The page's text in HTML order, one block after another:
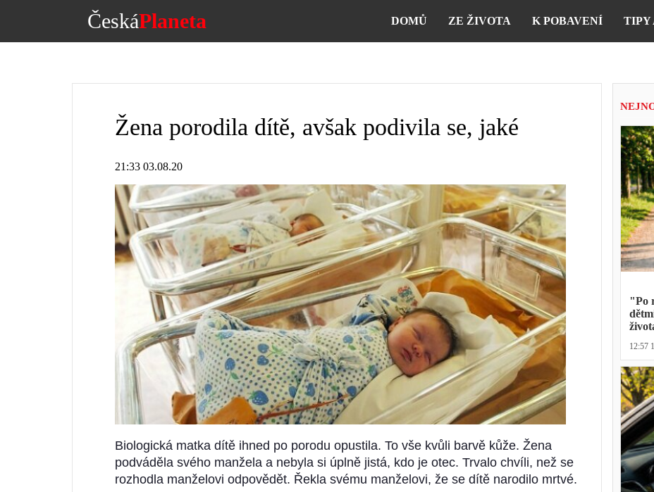
ČeskáPlaneta DOMŮ ZE ŽIVOTA K POBAVENÍ TIPY
Žena porodila dítě, avšak podivila se, jaké
21:33 03.08.20
Biologická matka dítě ihned po porodu opustila. To vše kvůli barvě kůže. Žena
podváděla svého manžela a nebyla si úplně jistá, kdo je otec. Trvalo chvíli, než se
rozhodla manželovi odpovědět. Řekla svému manželovi, že se dítě narodilo mrtvé.
"Po
12:57